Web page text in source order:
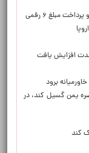
مبلغ ۶ رقمی
افزایش یافت
برود
یمن گسیل کند، در
کند